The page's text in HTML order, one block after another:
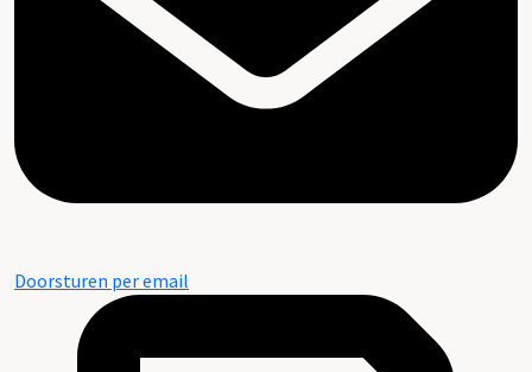
Doorsturen per email